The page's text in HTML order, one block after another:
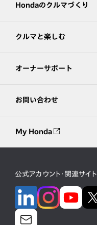
Hondaのクルマづくり
クルマと楽しむ
オーナーサポート
お問い合わせ
My Honda
公式アカウント・関連サイト